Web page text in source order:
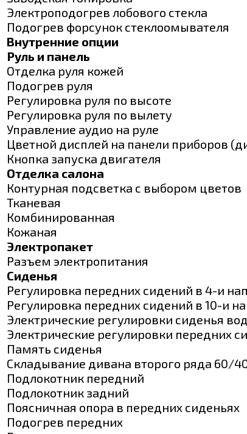
Электроподогрев лобового стекла
Подогрев форсунок стеклоомывателя
Внутренние опции
Руль и панель
Отделка руля кожей
Подогрев руля
Регулировка руля по высоте
Регулировка руля по вылету
Управление аудио на руле
Цветной дисплей на панели приборов
Кнопка запуска двигателя
Отделка салона
Контурная подсветка с выбором цветов
Тканевая
Комбинированная
Кожаная
Электропакет
Разъем электропитания
Сиденья
Регулировка передних сидений в 4-и
Регулировка передних сидений в 10-и
Электрические регулировки сиденья
Электрические регулировки передних
Память сиденья
Складывание дивана второго ряда 60/
Подлокотник передний
Подлокотник задний
Поясничная опора в передних сиденьях
Подогрев передних